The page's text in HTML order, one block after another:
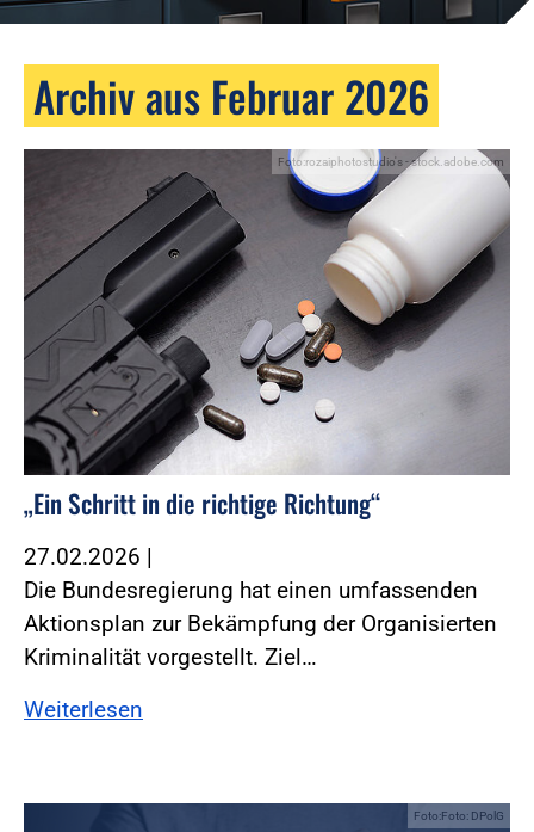
Archiv aus Februar 2026
Foto:rozaiphotostudio's - stock.adobe.com
„Ein Schritt in die richtige Richtung“
27.02.2026 |
Die Bundesregierung hat einen umfassenden
Aktionsplan zur Bekämpfung der Organisierten
Kriminalität vorgestellt. Ziel…
Weiterlesen
Foto:Foto: DPolG